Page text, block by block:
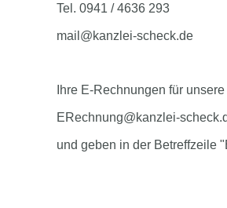
Tel. 0941 / 4636 293
mail@kanzlei-scheck.de
Ihre E-Rechnungen für
ERechnung@kanzlei-
und geben in der Betreffzeile